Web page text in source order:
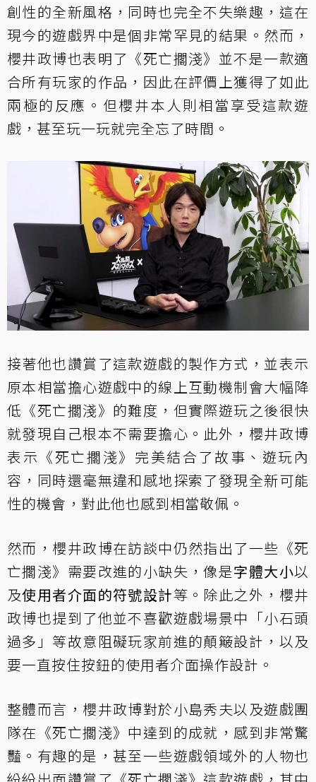
創性的全新風格，同時也完全不失樂趣，這在
現今的遊戲界中是個非常罕見的結果。然而，
櫻井政博也表明了《死亡擱淺》並不是一款適
合所有玩家的作品，因此在評價上獲得了如此
兩極的反應。但櫻井本人則相當享受這款遊
戲，甚至玩一玩就完全忘了時間。
接著他也讚賞了這款遊戲的製作方式，並表示
原本相當擔心遊戲中的線上互動機制會大幅降
低《死亡擱淺》的難度，但實際遊玩之後很快
就發現自己根本不需要擔心。此外，櫻井政博
表示《死亡擱淺》完美結合了故事、遊玩內
容，同時還毫無違和感地探索了發現全新可能
性的機會，對此他也感到相當敬佩。
然而，櫻井政博在訪談中仍然指出了一些《死
亡擱淺》需要改進的小缺失，像是字體大小以
及使用者介面的符號設計等。除此之外，櫻井
政博也提到了他並不喜歡遊戲場景中「小石頭
過多」等故意阻礙玩家前進的顛簸設計，以及
要一直按住按鈕的使用者介面操作設計。
整體而言，櫻井政博對於小島秀夫以及遊戲團
隊在《死亡擱淺》中達到的成就，感到非常驚
豔。有趣的是，甚至一些遊戲領域外的人物也